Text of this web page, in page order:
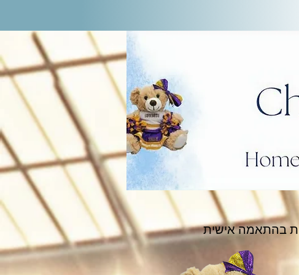
בהתאמה אישית